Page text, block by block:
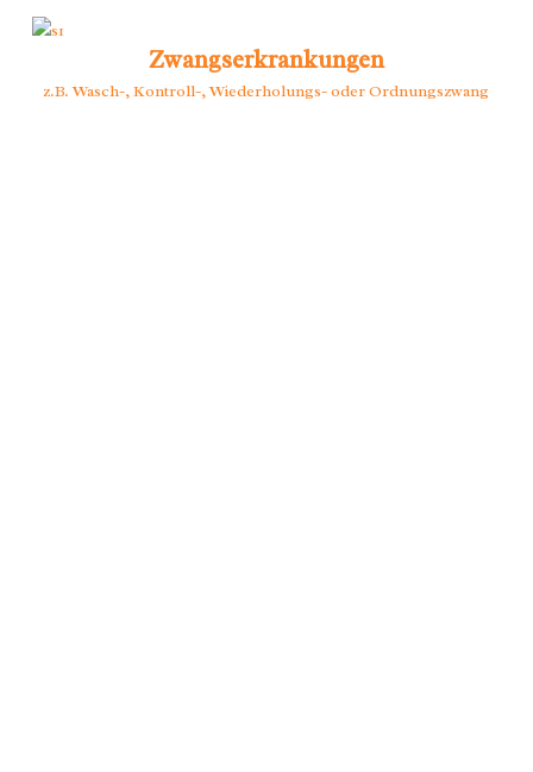
Zwangserkrankungen
z.B. Wasch-, Kontroll-, Wiederholungs- oder Ordnungszwang